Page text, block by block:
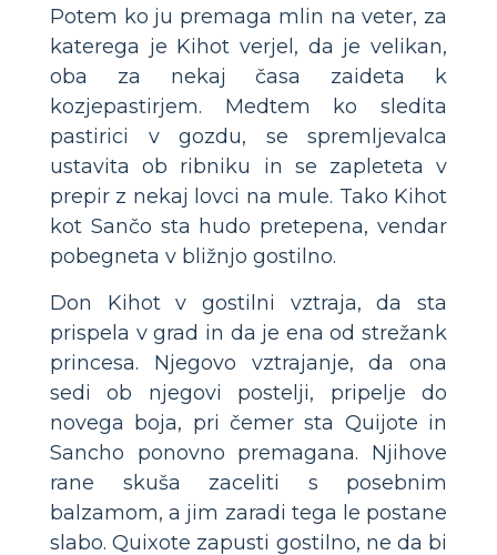
Potem ko ju premaga mlin na veter, za
katerega je Kihot verjel, da je velikan,
oba za nekaj časa zaideta k
kozjepastirjem. Medtem ko sledita
pastirici v gozdu, se spremljevalca
ustavita ob ribniku in se zapleteta v
prepir z nekaj lovci na mule. Tako Kihot
kot Sančo sta hudo pretepena, vendar
pobegneta v bližnjo gostilno.
Don Kihot v gostilni vztraja, da sta
prispela v grad in da je ena od strežank
princesa. Njegovo vztrajanje, da ona
sedi ob njegovi postelji, pripelje do
novega boja, pri čemer sta Quijote in
Sancho ponovno premagana. Njihove
rane skuša zaceliti s posebnim
balzamom, a jim zaradi tega le postane
slabo. Quixote zapusti gostilno, ne da bi